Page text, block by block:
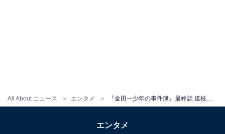
All About ニュース エンタメ
いて感動しました」「金田一ロスになってしまっていま
代目道枝くんが最優秀演技賞をあげたい。剛くんは最優
エンタメ